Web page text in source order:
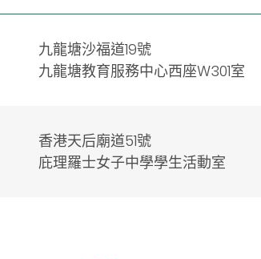
九龍塘沙福道19號
九龍塘教育服務中心西座W301室
香港天后廟道51號
庇理羅士女子中學學生活動室